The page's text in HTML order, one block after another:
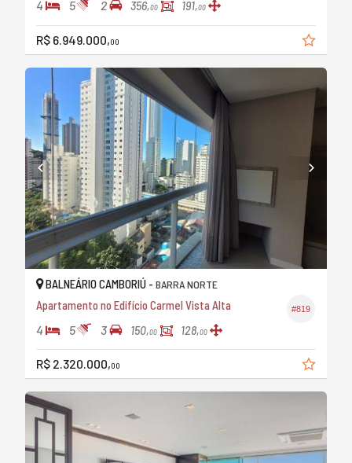
4 5 2 356,00 191,00
R$ 6.949.000,00
#819
BALNEÁRIO CAMBORIÚ - BARRA NORTE
Apartamento no Edifício Carmel Vista Alta
4 5 3 150,00 128,00
R$ 2.320.000,00